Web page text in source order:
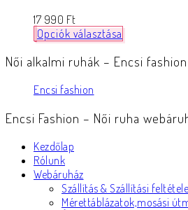
17 990 Ft
Opciók választása
Női alkalmi ruhák – Encsi fashion
Encsi fashion
Encsi Fashion – Női ruha
Kezdőlap
Rólunk
Webáruház
Szállítás & Szállítási
Mérettáblázatok,mosási